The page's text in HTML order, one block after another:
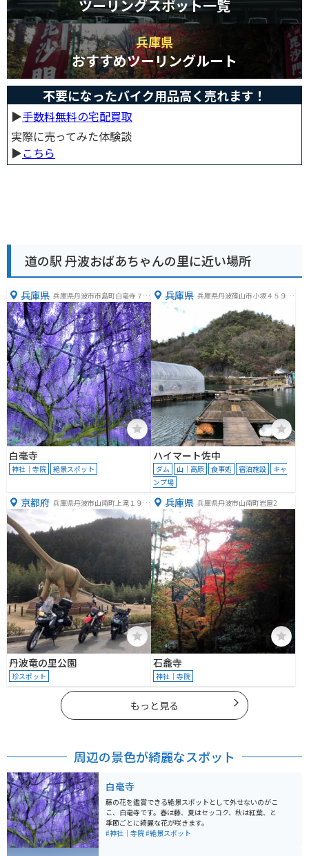
ツーリングスポット一覧
兵庫県
おすすめツーリングルート
不要になったバイク用品高く売れます！
▶︎手数料無料の宅配買取
実際に売ってみた体験談
▶︎こちら
道の駅 丹波おばあちゃんの里に近い場所
兵庫県 兵庫県丹波市市島町白毫寺７０
９
白毫寺
神社｜寺院 絶景スポット
兵庫県 兵庫県丹波篠山市小坂４５９
ハイマート佐中
ダム 山｜高原 食事処 宿泊施設
キャ
ンプ場
京都府 兵庫県丹波市山南町上滝１９１
丹波竜の里公園
珍スポット
兵庫県 兵庫県丹波市山南町岩屋2
石龕寺
神社｜寺院
もっと見る
周辺の景色が綺麗なスポット
白毫寺
藤の花を鑑賞できる絶景スポットとして外せないのがこ
こ、白毫寺です。春は藤、夏はセッコク、秋は紅葉、と
季節ごとに綺麗な花が咲きます。
#神社｜寺院#絶景スポット